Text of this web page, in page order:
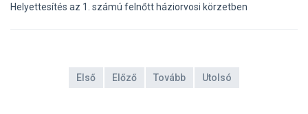
Helyettesítés az 1. számú felnőtt háziorvosi körzetben
Első Előző Tovább Utolsó